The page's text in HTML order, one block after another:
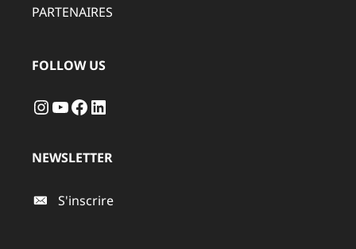
PARTENAIRES
FOLLOW US
Instagram
YouTube
Facebook
LinkedIn
NEWSLETTER
S'inscrire